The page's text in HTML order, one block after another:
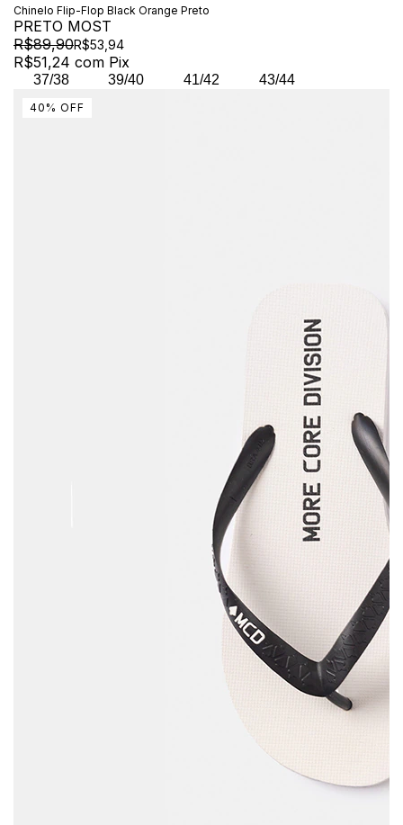
Chinelo Flip-Flop Black Orange Preto
PRETO MOST
R$89,90R$53,94
R$51,24 com Pix
37/38 39/40 41/42 43/44
40 % OFF